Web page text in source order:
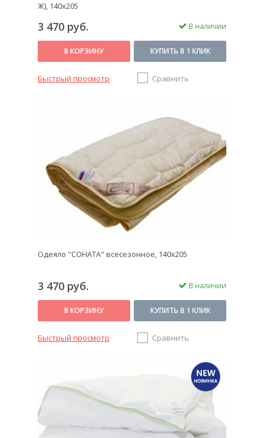
Ж), 140х205
3 470 руб. В наличии
В КОРЗИНУ КУПИТЬ В 1 КЛИК
Быстрый просмотр Сравнить
Одеяло "СОНАТА" всесезонное, 140х205
3 470 руб. В наличии
В КОРЗИНУ КУПИТЬ В 1 КЛИК
Быстрый просмотр Сравнить